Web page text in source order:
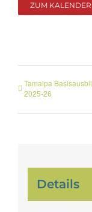
ZUM
Tamalpa
2025-26
Details